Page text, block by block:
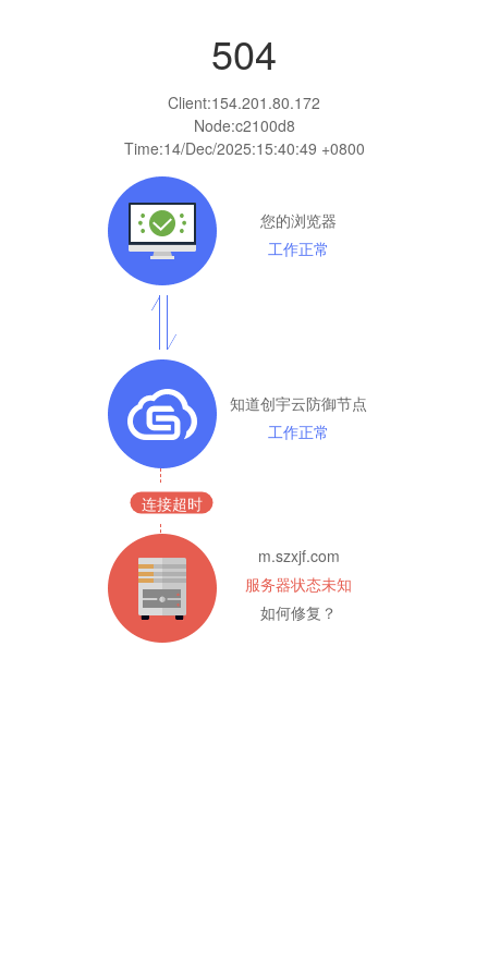
504
Client:154.201.80.172
Node:c2100d8
Time:14/Dec/2025:15:40:49 +0800
您的浏览器
工作正常
知道创宇云防御节点
工作正常
连接超时
m.szxjf.com
服务器状态未知
如何修复？